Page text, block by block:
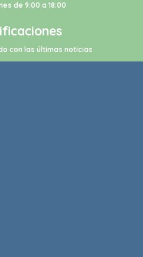
de 9:00 a 18:00
con las últimas noticias